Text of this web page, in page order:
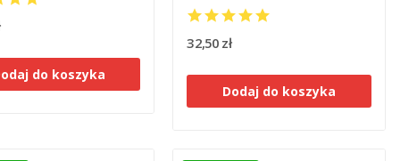
do koszyka
32,50 zł
Dodaj do koszyka